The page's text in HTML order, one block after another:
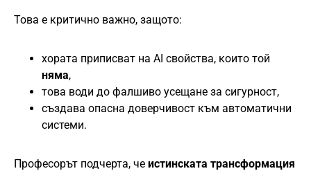
Това е критично важно, защото:
хората приписват на AI свойства, които той
няма,
това води до фалшиво усещане за сигурност,
създава опасна доверчивост към автоматични
системи.
Професорът подчерта, че истинската трансформация